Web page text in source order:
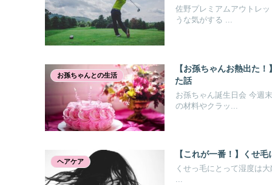
佐野プレミアムアウトレ
うな気がする ...
お孫ちゃんとの生活
【お孫ちゃんお熱出た
た話
お孫ちゃん誕生日会 今週
の材料やクラッ...
ヘアケア
【これが一番！】くせ
くせっ毛にとって湿度は
...